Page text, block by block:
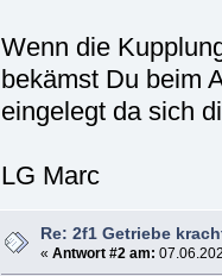
Wenn die
bekämst Du beim
eingelegt da sich
LG Marc
Re: 2f1 Getriebe
« Antwort #2 am: